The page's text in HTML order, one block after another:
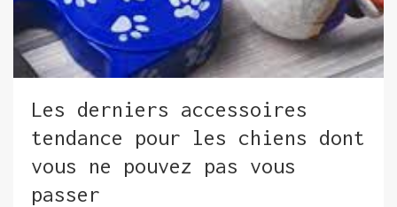
Les derniers accessoires
tendance pour les chiens dont
vous ne pouvez pas vous
passer